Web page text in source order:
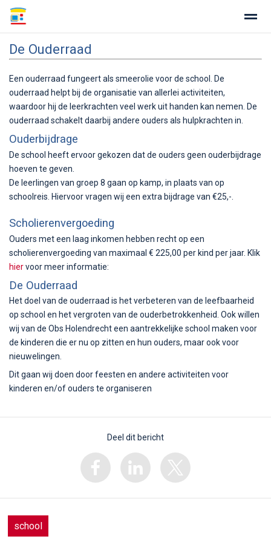
Home Zoeken Nieuws Agenda
De Ouderraad
Een ouderraad fungeert als smeerolie voor de school. De
ouderraad helpt bij de organisatie van allerlei activiteiten,
waardoor hij de leerkrachten veel werk uit handen kan nemen. De
ouderraad schakelt daarbij andere ouders als hulpkrachten in.
Ouderbijdrage
De school heeft ervoor gekozen dat de ouders geen ouderbijdrage
hoeven te geven.
De leerlingen van groep 8 gaan op kamp, in plaats van op
schoolreis. Hiervoor vragen wij een extra bijdrage van €25,-.
Scholierenvergoeding
Ouders met een laag inkomen hebben recht op een
scholierenvergoeding van maximaal € 225,00 per kind per jaar. Klik
hiervoor meer informatie:
De Ouderraad
Het doel van de ouderraad is het verbeteren van de leefbaarheid
op school en het vergroten van de ouderbetrokkenheid. Ook willen
wij van de Obs Holendrecht een aantrekkelijke school maken voor
de kinderen die er nu op zitten en hun ouders, maar ook voor
nieuwelingen.
Dit gaan wij doen door feesten en andere activiteiten voor
kinderen en/of ouders te organiseren
Deel dit bericht
school